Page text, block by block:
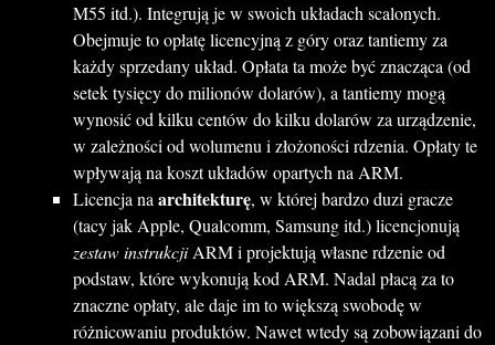
M55 itd.). Integrują je w swoich układach scalonych.
Obejmuje to opłatę licencyjną z góry oraz tantiemy za
każdy sprzedany układ. Opłata ta może być znacząca (od
setek tysięcy do milionów dolarów), a tantiemy mogą
wynosić od kilku centów do kilku dolarów za urządzenie,
w zależności od wolumenu i złożoności rdzenia. Opłaty te
wpływają na koszt układów opartych na ARM.
Licencja naarchitekturę, w której bardzo duzi gracze
(tacy jak Apple, Qualcomm, Samsung itd.) licencjonują
zestaw instrukcjiARM i projektują własne rdzenie od
podstaw, które wykonują kod ARM. Nadal płacą za to
znaczne opłaty, ale daje im to większą swobodę w
różnicowaniu produktów. Nawet wtedy są zobowiązani do